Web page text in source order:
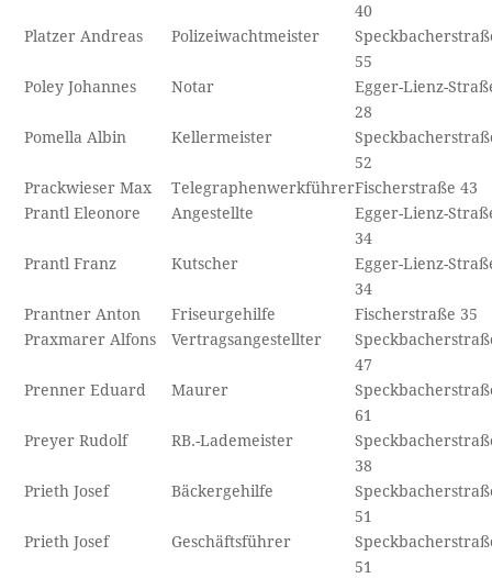
40
Platzer Andreas
Polizeiwachtmeister
55
Poley Johannes
Notar
Egger-Lienz-
28
Pomella Albin
Kellermeister
52
Prackwieser Max
TelegraphenwerkführerFischerstraße 43
Prantl Eleonore
Angestellte
Egger-Lienz-
34
Prantl Franz
Kutscher
Egger-Lienz-
34
Prantner Anton
Friseurgehilfe
Fischerstraße 35
Praxmarer Alfons
Vertragsangestellter
47
Prenner Eduard
Maurer
61
Preyer Rudolf
RB.-Lademeister
38
Prieth Josef
Bäckergehilfe
51
Prieth Josef
Geschäftsführer
51